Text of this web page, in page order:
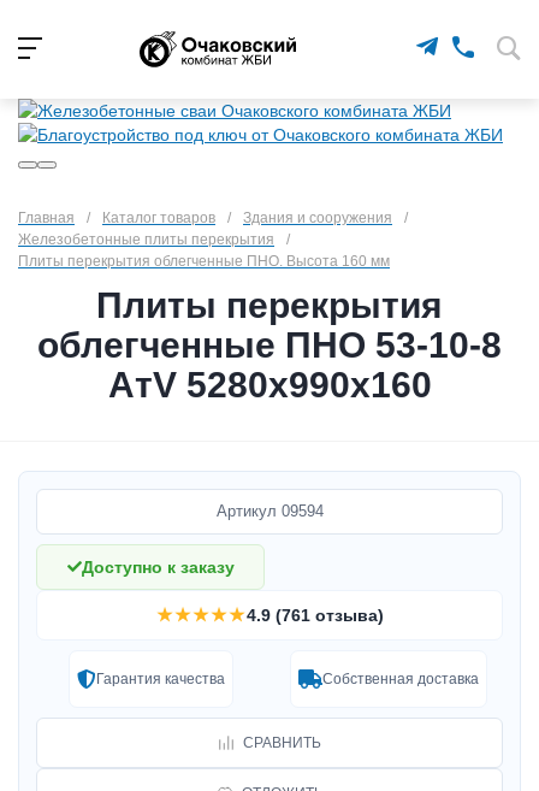
Главная / Каталог товаров / Здания и сооружения
/
Железобетонные плиты перекрытия
/
Плиты перекрытия облегченные ПНО. Высота 160 мм
Плиты перекрытия
облегченные ПНО 53-10-8
АтV 5280х990х160
Артикул 09594
Доступно к заказу
★★★★★4.9 (761 отзыва)
Гарантия качества Собственная доставка
СРАВНИТЬ